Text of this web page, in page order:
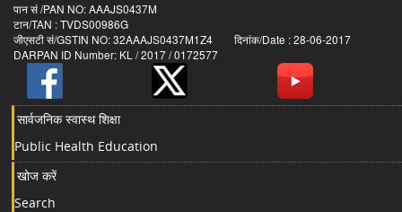
पान सं /PAN NO: AAAJS0437M
टान/TAN : TVDS00986G
जीएसटी सं/GSTIN NO: 32AAAJS0437M1Z4 दिनांक/Date : 28-06-2017
DARPAN ID Number: KL / 2017 / 0172577
सार्वजनिक स्वास्थ शिक्षा
Public Health Education
खोज करें
Search